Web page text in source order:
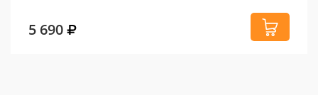
5 690